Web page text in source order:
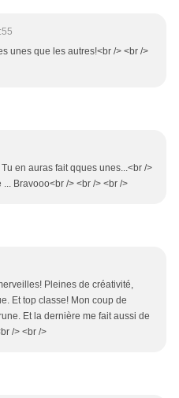
unes que les autres!<br /> <br />
en auras fait qques unes...<br />
Bravooo<br /> <br /> <br />
Pleines de créativité,
Et top classe! Mon coup de
Et la dernière me fait aussi de
/> <br />